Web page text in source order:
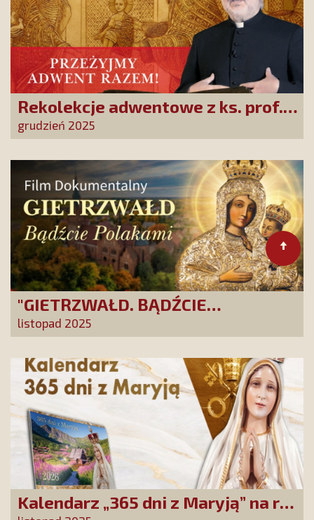
Rekolekcje adwentowe z ks. prof.
Robertem Skrzypczakiem na
PCh24TV!
grudzień 2025
"GIETRZWAŁD. BĄDŹCIE
POLAKAMI". Wesprzyj produkcję
nowego filmu PCh24 TV
listopad 2025
Kalendarz „365 dni z Maryją” na rok